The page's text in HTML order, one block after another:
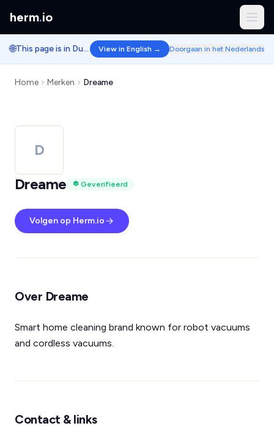
herm.io
🌐 This page is in Dutch. View in English → Doorgaan in het Nederlands
Home Merken Dreame
D
Dreame
Geverifieerd
Volgen op Herm.io
Over Dreame
Smart home cleaning brand known for robot vacuums
and cordless vacuums.
Contact & links